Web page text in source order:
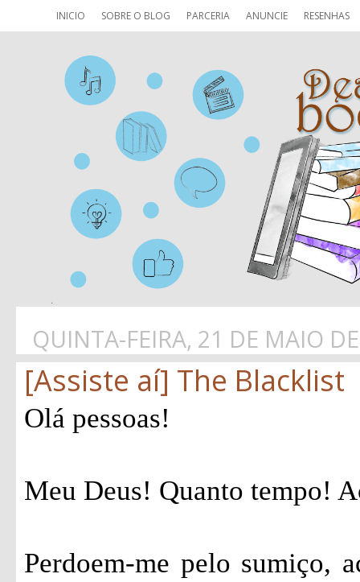
INICIO SOBRE O BLOG PARCERIA ANUNCIE RESENHAS
QUINTA-FEIRA, 21 DE MAIO
[Assiste aí] The Blacklist
Olá pessoas!
Meu Deus! Quanto tempo!
Perdoem-me pelo sumiço,